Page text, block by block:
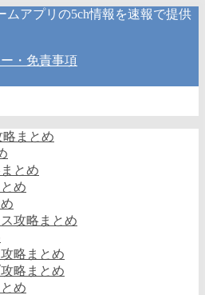
ムアプリの5ch情報を速報で提供
・免責事項
まとめ
とめ
め
攻略まとめ
略まとめ
略まとめ
め